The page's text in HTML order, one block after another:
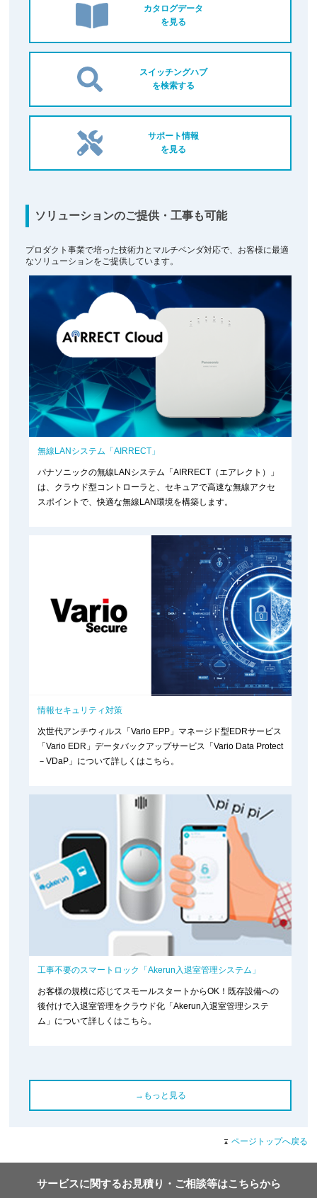
カタログデータ
を見る
スイッチングハブ
を検索する
サポート情報
を見る
ソリューションのご提供・工事も可能
プロダクト事業で培った技術力とマルチベンダ対応で、お客様に最適
なソリューションをご提供しています。
無線LANシステム「AIRRECT」
パナソニックの無線LANシステム「AIRRECT（エアレクト）」
は、クラウド型コントローラと、セキュアで高速な無線アクセ
スポイントで、快適な無線LAN環境を構築します。
情報セキュリティ対策
次世代アンチウィルス「Vario EPP」マネージド型EDRサービス
「Vario EDR」データバックアップサービス「Vario Data Protect
－VDaP」について詳しくはこちら。
工事不要のスマートロック「Akerun入退室管理システム」
お客様の規模に応じてスモールスタートからOK！既存設備への
後付けで入退室管理をクラウド化「Akerun入退室管理システ
ム」について詳しくはこちら。
→もっと見る
ページトップへ戻る
サービスに関するお見積り・ご相談等はこちらから